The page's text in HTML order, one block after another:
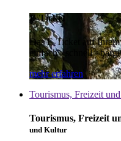
E-Ticket
Das E-Ticket auf
einfach - schnell -
mehr erfahren
Tourismus, Freizeit
Tourismus, Freizeit
und Kultur